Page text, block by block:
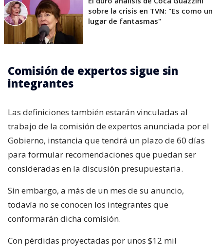
sobre la crisis en TVN: "Es como un
lugar de fantasmas"
Comisión de expertos sigue sin
integrantes
Las definiciones también estarán vinculadas al
trabajo de la comisión de expertos anunciada por el
Gobierno, instancia que tendrá un plazo de 60 días
para formular recomendaciones que puedan ser
consideradas en la discusión presupuestaria.
Sin embargo, a más de un mes de su anuncio,
todavía no se conocen los integrantes que
conformarán dicha comisión.
Con pérdidas proyectadas por unos $12 mil